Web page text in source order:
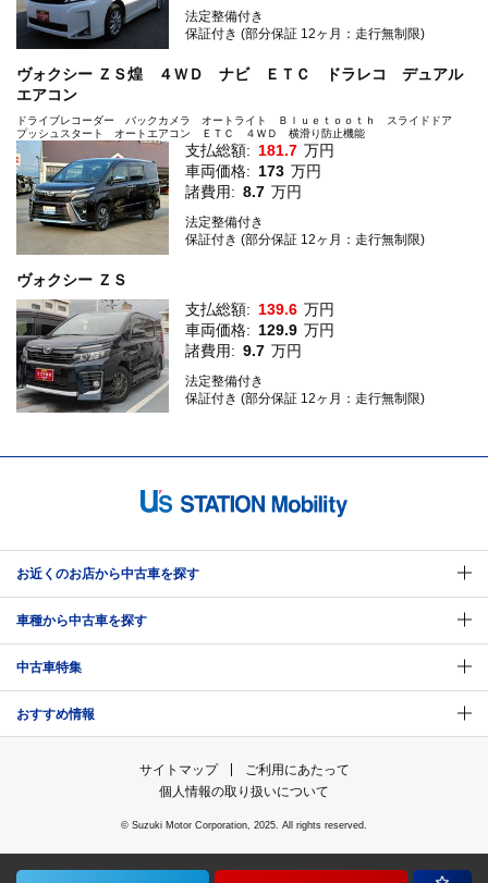
法定整備付き
保証付き (部分保証 12ヶ月：走行無制限)
ヴォクシー ＺＳ煌 ４ＷＤ ナビ ＥＴＣ ドラレコ デュアル
エアコン
ドライブレコーダー バックカメラ オートライト Ｂｌｕｅｔｏｏｔｈ スライドドア
プッシュスタート オートエアコン ＥＴＣ ４ＷＤ 横滑り防止機能
支払総額: 181.7 万円
車両価格: 173 万円
諸費用: 8.7 万円
法定整備付き
保証付き (部分保証 12ヶ月：走行無制限)
ヴォクシー ＺＳ
支払総額: 139.6 万円
車両価格: 129.9 万円
諸費用: 9.7 万円
法定整備付き
保証付き (部分保証 12ヶ月：走行無制限)
お近くのお店から中古車を探す
車種から中古車を探す
中古車特集
おすすめ情報
サイトマップ
ご利用にあたって
個人情報の取り扱いについて
© Suzuki Motor Corporation, 2025. All rights reserved.